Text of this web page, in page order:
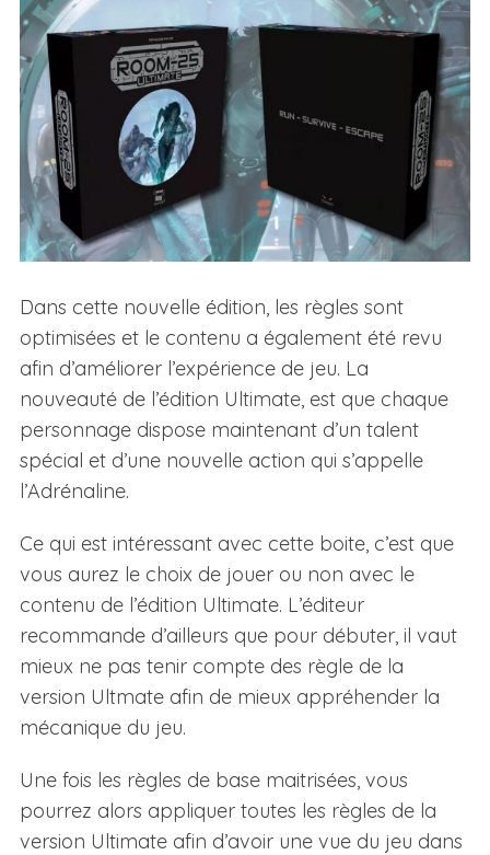
Dans cette nouvelle édition, les règles sont
optimisées et le contenu a également été revu
afin d’améliorer l’expérience de jeu. La
nouveauté de l’édition Ultimate, est que chaque
personnage dispose maintenant d’un talent
spécial et d’une nouvelle action qui s’appelle
l’Adrénaline.
Ce qui est intéressant avec cette boite, c’est que
vous aurez le choix de jouer ou non avec le
contenu de l’édition Ultimate. L’éditeur
recommande d’ailleurs que pour débuter, il vaut
mieux ne pas tenir compte des règle de la
version Ultmate afin de mieux appréhender la
mécanique du jeu.
Une fois les règles de base maitrisées, vous
pourrez alors appliquer toutes les règles de la
version Ultimate afin d’avoir une vue du jeu dans